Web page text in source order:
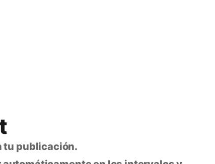
tu publicación.